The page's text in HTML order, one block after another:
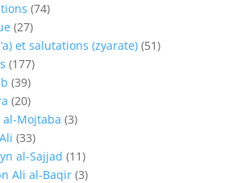
(74)
(27)
et salutations (zyarate) (51)
(177)
(39)
(20)
al-Mojtaba (3)
(33)
al-Sajjad (11)
Ali al-Baqir (3)